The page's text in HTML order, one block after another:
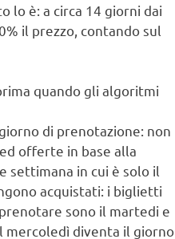
lo è: a circa 14 giorni dai
il prezzo, contando sul
quando gli algoritmi
di prenotazione: non
offerte in base alla
settimana in cui è solo il
acquistati: i biglietti
sono il martedi e
mercoledì diventa il giorno